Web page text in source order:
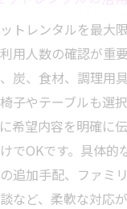
れに演出できるレン
法
で注目のおしゃれ手
ン
で叶う長野県バー
要で楽しむ長野県て
提案
トレンタルを最大
用人数の確認が重
炭、食材、調理用
子やテーブルも選
希望内容を明確に
でOKです。具体的
追加手配、ファミ
など、柔軟な対応が